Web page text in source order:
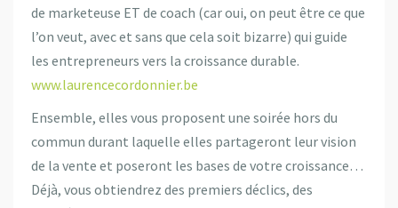
de marketeuse ET de coach (car oui, on peut être ce que
l’on veut, avec et sans que cela soit bizarre) qui guide
les entrepreneurs vers la croissance durable.
www.laurencecordonnier.be
Ensemble, elles vous proposent une soirée hors du
commun durant laquelle elles partageront leur vision
de la vente et poseront les bases de votre croissance…
Déjà, vous obtiendrez des premiers déclics, des